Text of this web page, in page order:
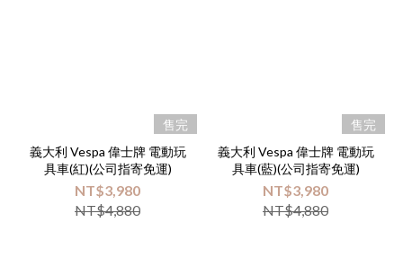
偉
售完
義大利 Vespa 偉士牌 電動玩
具車(紅)(公司指寄免運)
NT$3,980
NT$4,880
售完
義大利 Vespa 偉士牌 電動玩
具車(藍)(公司指寄免運)
NT$3,980
NT$4,880